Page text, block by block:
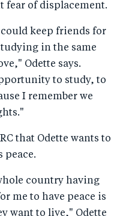
fear of displacement.
could keep friends for
in the same
Odette says.
to study, to
I remember we
that Odette wants to
peace.
country having
me to have peace is
want to live," Odette